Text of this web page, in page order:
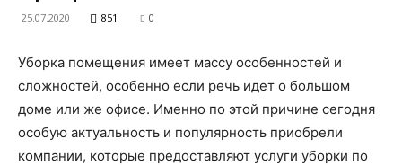
все
о
25.07.2020 851 0
Уборка помещения имеет массу особенностей и
сложностей, особенно если речь идет о большом
доме или же офисе. Именно по этой причине сегодня
особую актуальность и популярность приобрели
компании, которые предоставляют услуги уборки по